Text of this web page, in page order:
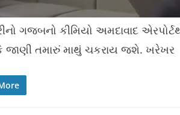
U
n
u
t
o
d
e
:
1
ગજબનો કીમિયો અમદાવાદ
જાણી તમારું માથું ચકરાય જશે. ખરેખર